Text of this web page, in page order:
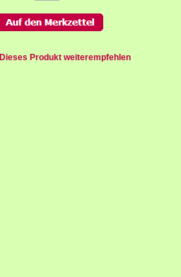
Dieses Produkt weiterempfehlen